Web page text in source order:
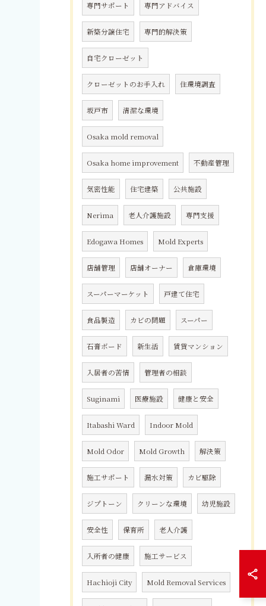
専門サポート 専門アドバイス
新築分譲住宅 専門的解決策
自宅クローゼット
クローゼットのお手入れ 住環境調査
坂戸市 清潔な環境
Osaka mold removal
Osaka home improvement 不動産管理
気密性能 住宅建築 公共施設
Nerima 老人介護施設 専門支援
Edogawa Homes Mold Experts
店舗管理 店舗オーナー 倉庫環境
スーパーマーケット 戸建て住宅
食品製造 カビの問題 スーパー
石膏ボード 新生活 賃貸マンション
入居者の苦情 管理者の相談
Suginami 医療施設 健康と安全
Itabashi Ward Indoor Mold
Mold Odor Mold Growth 解決策
施工サポート 漏水対策 カビ駆除
ジプトーン クリーンな環境 幼児施設
安全性 保育所 老人介護
入所者の健康 施工サービス
Hachioji City Mold Removal Services